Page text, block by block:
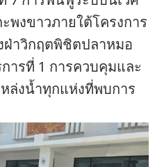
พงขาวภายใต้โครงการ
ฝ่าวิกฤตพิชิตปลาหมอ
ารที่ 1 การควบคุมและ
ล่งน้ำทุกแห่งที่พบการ